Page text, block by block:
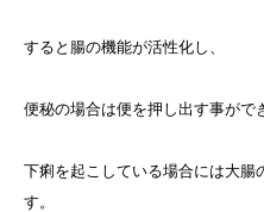
すると腸の機能が活性化し、
便秘の場合は便を押し出す事がで
下痢を起こしている場合には大腸
す。